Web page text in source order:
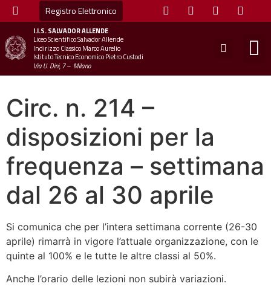
Registro Elettronico
I.I.S.SALVADOR ALLENDE
Liceo Scientifico Salvador Allende
Indirizzo Classico Marco Aurelio
Istituto Tecnico Economico Pietro Custodi
Via U. Dini, 7 – Milano
Circ. n. 214 –
disposizioni per la
frequenza – settimana
dal 26 al 30 aprile
Si comunica che per l’intera settimana corrente (26-30
aprile) rimarrà in vigore l’attuale organizzazione, con le
quinte al 100% e le tutte le altre classi al 50%.
Anche l’orario delle lezioni non subirà variazioni.